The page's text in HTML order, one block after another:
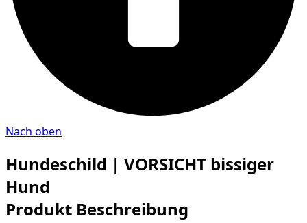
Nach oben
Hundeschild | VORSICHT bissiger
Hund
Produkt Beschreibung